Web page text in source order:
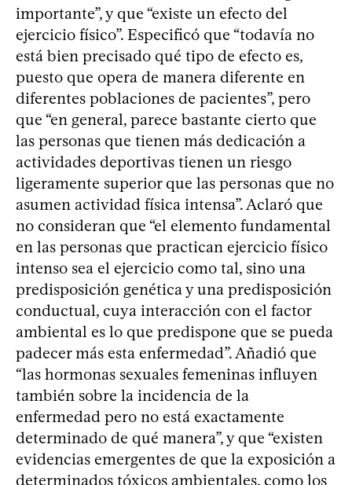
importante”, y que “existe un efecto del
ejercicio físico”. Especificó que “todavía no
está bien precisado qué tipo de efecto es,
puesto que opera de manera diferente en
diferentes poblaciones de pacientes”, pero
que “en general, parece bastante cierto que
las personas que tienen más dedicación a
actividades deportivas tienen un riesgo
ligeramente superior que las personas que no
asumen actividad física intensa”. Aclaró que
no consideran que “el elemento fundamental
en las personas que practican ejercicio físico
intenso sea el ejercicio como tal, sino una
predisposición genética y una predisposición
conductual, cuya interacción con el factor
ambiental es lo que predispone que se pueda
padecer más esta enfermedad”. Añadió que
“las hormonas sexuales femeninas influyen
también sobre la incidencia de la
enfermedad pero no está exactamente
determinado de qué manera”, y que “existen
evidencias emergentes de que la exposición a
determinados tóxicos ambientales, como los